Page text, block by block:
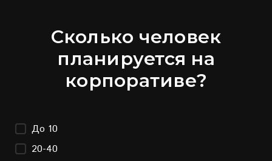
Сколько человек
планируется на
корпоративе?
До 10
20-40